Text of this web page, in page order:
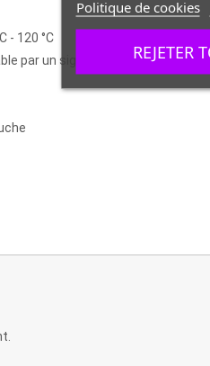
- 120 °C
par un signal sonore
Politique de cookies
REJETER